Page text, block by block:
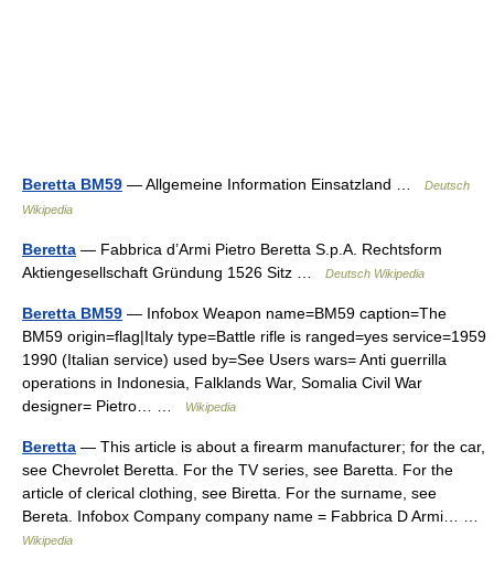
Beretta BM59 — Allgemeine Information Einsatzland …
Deutsch
Wikipedia
Beretta — Fabbrica d’Armi Pietro Beretta S.p.A. Rechtsform
Aktiengesellschaft Gründung 1526 Sitz …
Deutsch Wikipedia
Beretta BM59 — Infobox Weapon name=BM59 caption=The
BM59 origin=flag|Italy type=Battle rifle is ranged=yes service=1959
1990 (Italian service) used by=See Users wars= Anti guerrilla
operations in Indonesia, Falklands War, Somalia Civil War
designer= Pietro… …
Wikipedia
Beretta — This article is about a firearm manufacturer; for the car,
see Chevrolet Beretta. For the TV series, see Baretta. For the
article of clerical clothing, see Biretta. For the surname, see
Bereta. Infobox Company company name = Fabbrica D Armi… …
Wikipedia